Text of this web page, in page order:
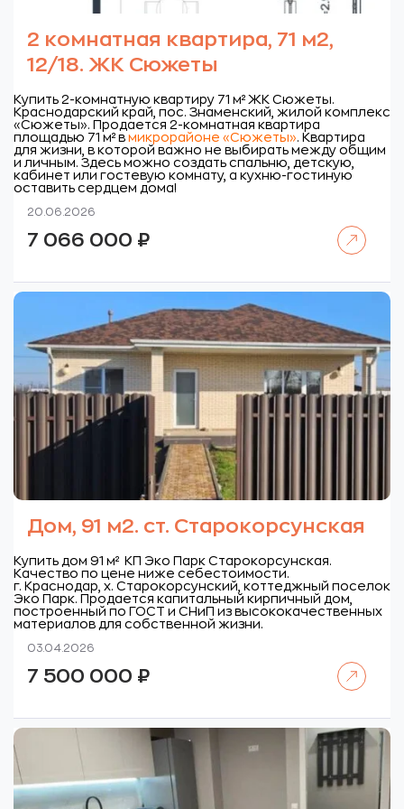
2 комнатная квартира, 71 м2,
12/18. ЖК Сюжеты
Купить 2-комнатную квартиру 71 м² ЖК Сюжеты.
Краснодарский край, пос. Знаменский, жилой комплекс
«Сюжеты». Продается 2-комнатная квартира
площадью 71 м² в микрорайоне «Сюжеты». Квартира
для жизни, в которой важно не выбирать между общим
и личным. Здесь можно создать спальню, детскую,
кабинет или гостевую комнату, а кухню-гостиную
оставить сердцем дома!
20.06.2026
7 066 000 ₽
Дом, 91 м2. ст. Старокорсунская
Купить дом 91 м² КП Эко Парк Старокорсунская.
Качество по цене ниже себестоимости.
г. Краснодар, х. Старокорсунский, коттеджный поселок
Эко Парк. Продается капитальный кирпичный дом,
построенный по ГОСТ и СНиП из высококачественных
материалов для собственной жизни.
03.04.2026
7 500 000 ₽